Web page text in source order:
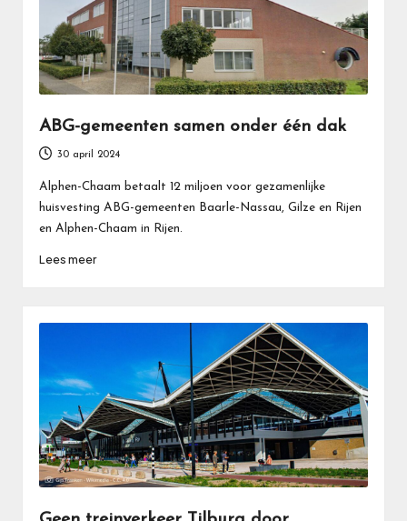
ABG-gemeenten samen onder één dak
30 april 2024
Alphen-Chaam betaalt 12 miljoen voor gezamenlijke
huisvesting ABG-gemeenten Baarle-Nassau, Gilze en Rijen
en Alphen-Chaam in Rijen.
Lees meer